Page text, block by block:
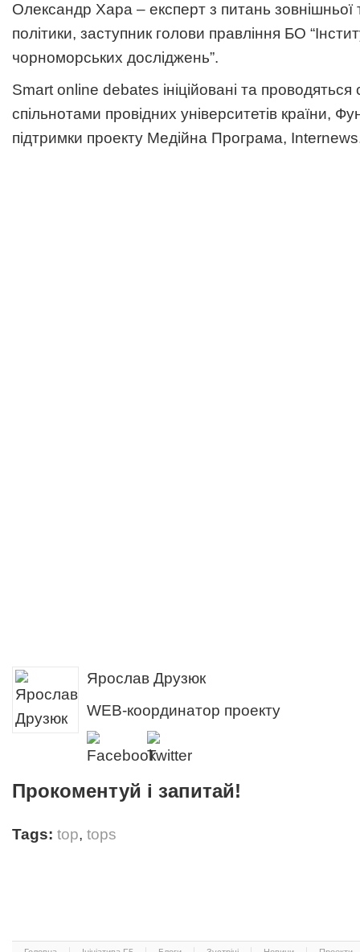
Олександр Хара – експерт з питань зовнішньої
політики, заступник голови правління БО
чорноморських досліджень”.
Smart online debates ініційовані та проводяться
спільнотами провідних університетів країни,
підтримки проекту Медійна Програма,
Ярослав Друзюк
WEB-координатор проекту
Прокоментуй і запитай!
Tags: top, tops